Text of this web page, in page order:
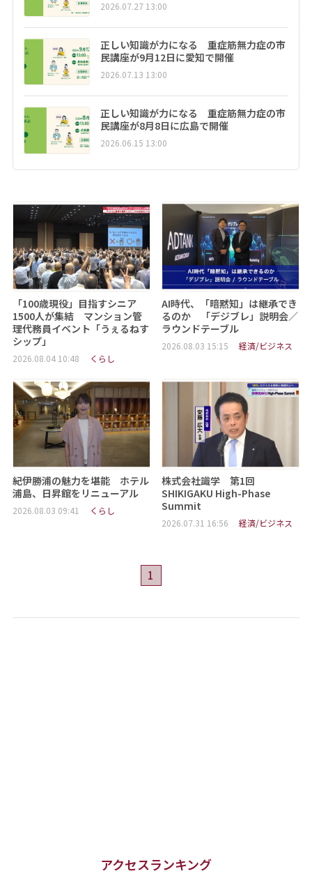
2026.07.27 13:00
正しい知識が力になる 重症筋無力症の市
民講座が9月12日に愛知で開催
2026.07.13 13:00
正しい知識が力になる 重症筋無力症の市
民講座が8月8日に広島で開催
2026.06.15 13:00
「100歳現役」目指すシニア
1500人が集結 マンション管
理代務員イベント「うぇるねす
シップ」
2026.08.04 10:48 くらし
AI時代、「暗黙知」は継承でき
るのか 「デジブレ」説明会／
ラウンドテーブル
2026.08.03 15:15 経済/ビジネス
紀伊勝浦の魅力を堪能 ホテル
浦島、日昇館をリニューアル
2026.08.03 09:41 くらし
株式会社識学 第1回
SHIKIGAKU High-Phase
Summit
2026.07.31 16:56 経済/ビジネス
1
アクセスランキング